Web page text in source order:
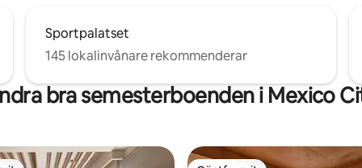
Sportpalatset
145 lokalinvånare rekommenderar
bra semesterboenden i Mexico